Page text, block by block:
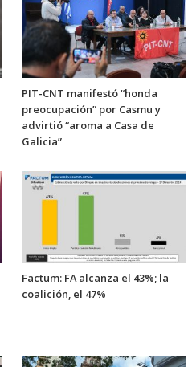
PIT-CNT manifestó “honda
preocupación” por Casmu y
advirtió “aroma a Casa de
Galicia”
Factum: FA alcanza el 43%; la
coalición, el 47%